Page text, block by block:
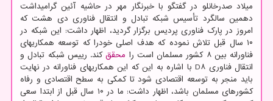
میلاد صدرخانلو در گفتگو با خبرنگار مهر در حاشیه آئین گرامیداشت
دهمین سالگرد تأسیس شبکه تبادل و انتقال فناوری دی هشت که
امروز در پارک فناوری پردیس برگزار گردید، اظهار داشت: این شبکه در
۱۰ سال قبل تلاش نموده که هدف اصلی خودرا که توسعه همکاریهای
فناورانه بین ۸ کشور مسلمان است را
محققکند. رییس شبکه تبادل و
انتقال فناوری D۸ با اشاره به این که این همکاریهای فناورانه در نهایت
باید منجر به توسعه اقتصادی شود تا کمکی به سطح اقتصادی و رفاه
کشورهای مسلمان باشد، اظهار داشت: ما در ۱۰ سال قبل از ابتدا سعی